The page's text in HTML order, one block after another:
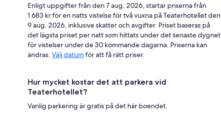
Enligt uppgifter från den 7 aug. 2026, startar priserna från
1 683 kr för en natts vistelse för två vuxna på Teaterhotellet den
9 aug. 2026, inklusive skatter och avgifter. Priset baseras på
det lägsta priset per natt som hittats under det senaste dygnet
för vistelser under de 30 kommande dagarna. Priserna kan
ändras. Välj datumför att få rätt priser.
Hur mycket kostar det att parkera vid
Teaterhotellet?
Vanlig parkering är gratis på det här boendet.